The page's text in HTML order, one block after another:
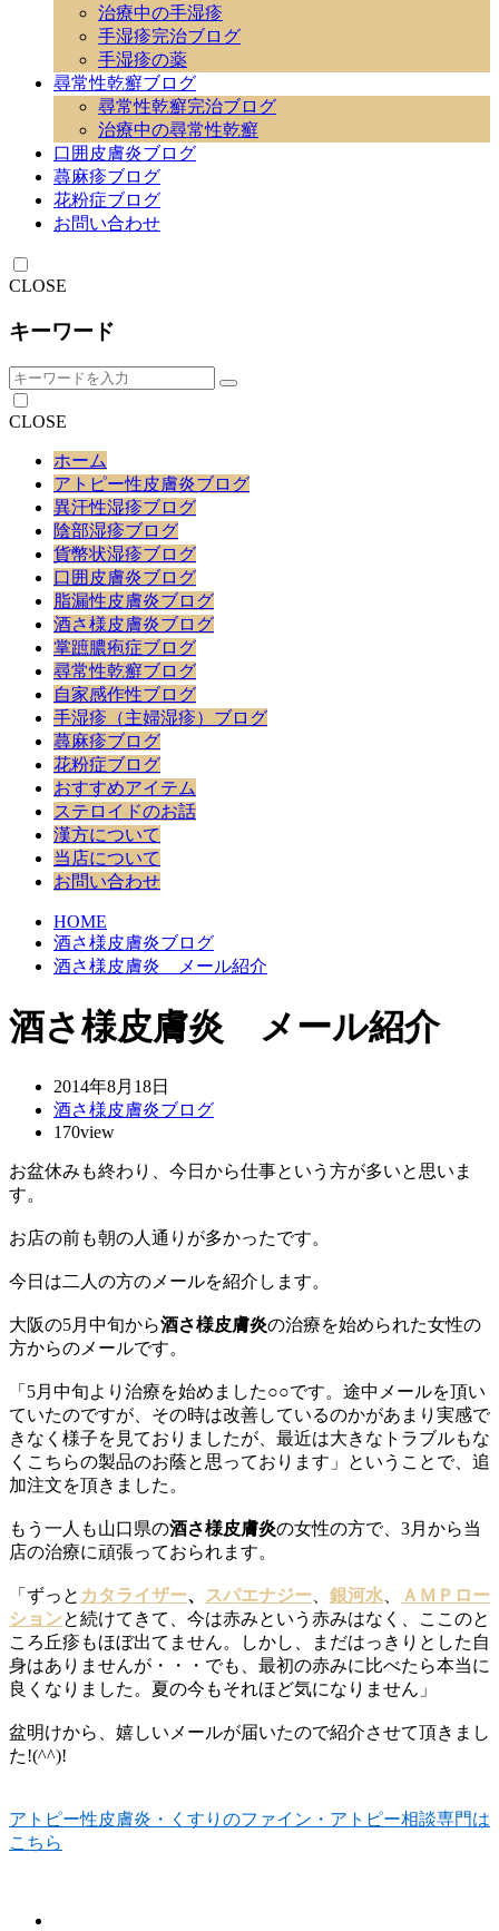
治療中の手湿疹
手湿疹完治ブログ
手湿疹の薬
尋常性乾癬ブログ
尋常性乾癬完治ブログ
治療中の尋常性乾癬
口囲皮膚炎ブログ
蕁麻疹ブログ
花粉症ブログ
お問い合わせ
CLOSE
キーワード
CLOSE
ホーム
アトピー性皮膚炎ブログ
異汗性湿疹ブログ
陰部湿疹ブログ
貨幣状湿疹ブログ
口囲皮膚炎ブログ
脂漏性皮膚炎ブログ
酒さ様皮膚炎ブログ
掌蹠膿疱症ブログ
尋常性乾癬ブログ
自家感作性ブログ
手湿疹（主婦湿疹）ブログ
蕁麻疹ブログ
花粉症ブログ
おすすめアイテム
ステロイドのお話
漢方について
当店について
お問い合わせ
HOME
酒さ様皮膚炎ブログ
酒さ様皮膚炎 メール紹介
酒さ様皮膚炎 メール紹介
2014年8月18日
酒さ様皮膚炎ブログ
170view
お盆休みも終わり、今日から仕事という方が多いと思いま
す。
お店の前も朝の人通りが多かったです。
今日は二人の方のメールを紹介します。
大阪の5月中旬から酒さ様皮膚炎の治療を始められた女性の
方からのメールです。
「5月中旬より治療を始めました○○です。途中メールを頂い
ていたのですが、その時は改善しているのかがあまり実感で
きなく様子を見ておりましたが、最近は大きなトラブルもな
くこちらの製品のお蔭と思っております」ということで、追
加注文を頂きました。
もう一人も山口県の酒さ様皮膚炎の女性の方で、3月から当
店の治療に頑張っておられます。
「ずっと カタライザー、 スパエナジー 銀河水
ＡＭＰロー
ションと続けてきて、今は赤みという赤みはなく、ここのと
ころ丘疹もほぼ出てません。しかし、まだはっきりとした自
身はありませんが・・・でも、最初の赤みに比べたら本当に
良くなりました。夏の今もそれほど気になりません」
盆明けから、嬉しいメールが届いたので紹介させて頂きまし
た!(^^)!
アトピー性皮膚炎・くすりのファイン・アトピー相談専門は
こちら